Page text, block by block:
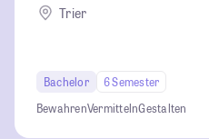
Trier
Bachelor
6 Semester
BewahrenVermittelnGestalten